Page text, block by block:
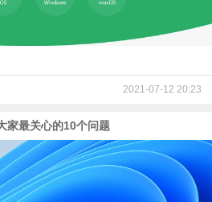
2021-07-12 20:23
家最关心的10个问题